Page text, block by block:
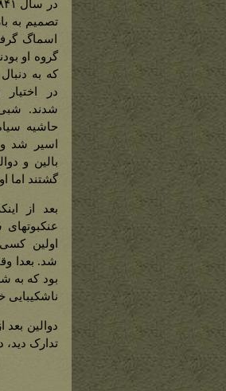
تصمیم به
اسماگ
گروه او
که به
در اختیار
حاشیه
اسیر شد و
بالین و
گشتند اما
بعد از
عنکبوتهای
اولین
شد. بعدا
بود که به
ناشکیبایی
تدارک دید،